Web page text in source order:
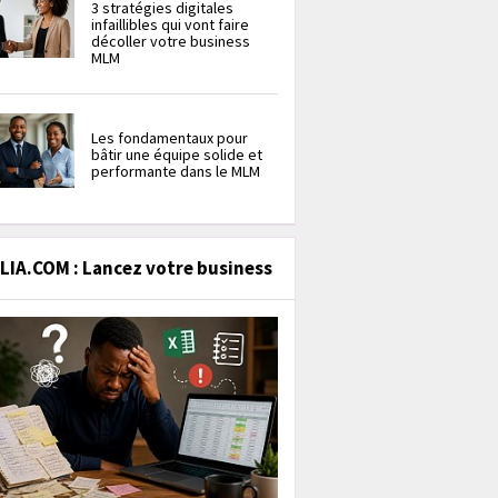
3 stratégies digitales
infaillibles qui vont faire
décoller votre business
MLM
Les fondamentaux pour
bâtir une équipe solide et
performante dans le MLM
: Lancez votre business